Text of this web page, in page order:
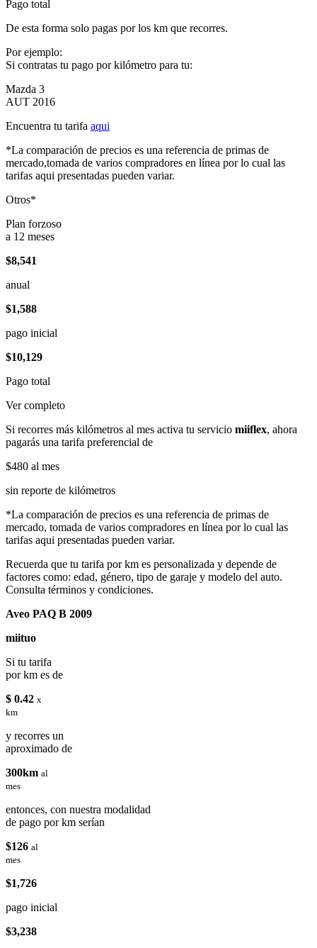
Pago total
De esta forma solo pagas por los km que recorres.
Por ejemplo:
Si contratas tu pago por kilómetro para tu:
Mazda 3
AUT 2016
Encuentra tu tarifa aqui
*La comparación de precios es una referencia de primas de
mercado,tomada de varios compradores en línea por lo cual las
tarifas aqui presentadas pueden variar.
Otros*
Plan forzoso
a 12 meses
$8,541
anual
$1,588
pago inicial
$10,129
Pago total
Ver completo
Si recorres más kilómetros al mes activa tu servicio miiflex, ahora
pagarás una tarifa preferencial de
$480 al mes
sin reporte de kilómetros
*La comparación de precios es una referencia de primas de
mercado, tomada de varios compradores en línea por lo cual las
tarifas aqui presentadas pueden variar.
Recuerda que tu tarifa por km es personalizada y depende de
factores como: edad, género, tipo de garaje y modelo del auto.
Consulta términos y condiciones.
Aveo PAQ B 2009
miituo
Si tu tarifa
por km es de
$ 0.42 x
km
y recorres un
aproximado de
300km al
mes
entonces, con nuestra modalidad
de pago por km serían
$126 al
mes
$1,726
pago inicial
$3,238